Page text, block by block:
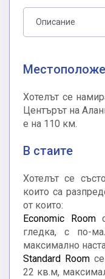
Описание
Хотелът се
Центърът на
е на 110 км.
В стаите
Хотелът се
които са
от които:
Economic Room
гледка, с по-
максимално
Standard Room
22 кв.м,